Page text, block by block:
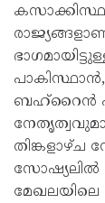
ബഹ്റൈന്‍
തിങ്കളാഴ്ച
സോഷ്യലില്‍